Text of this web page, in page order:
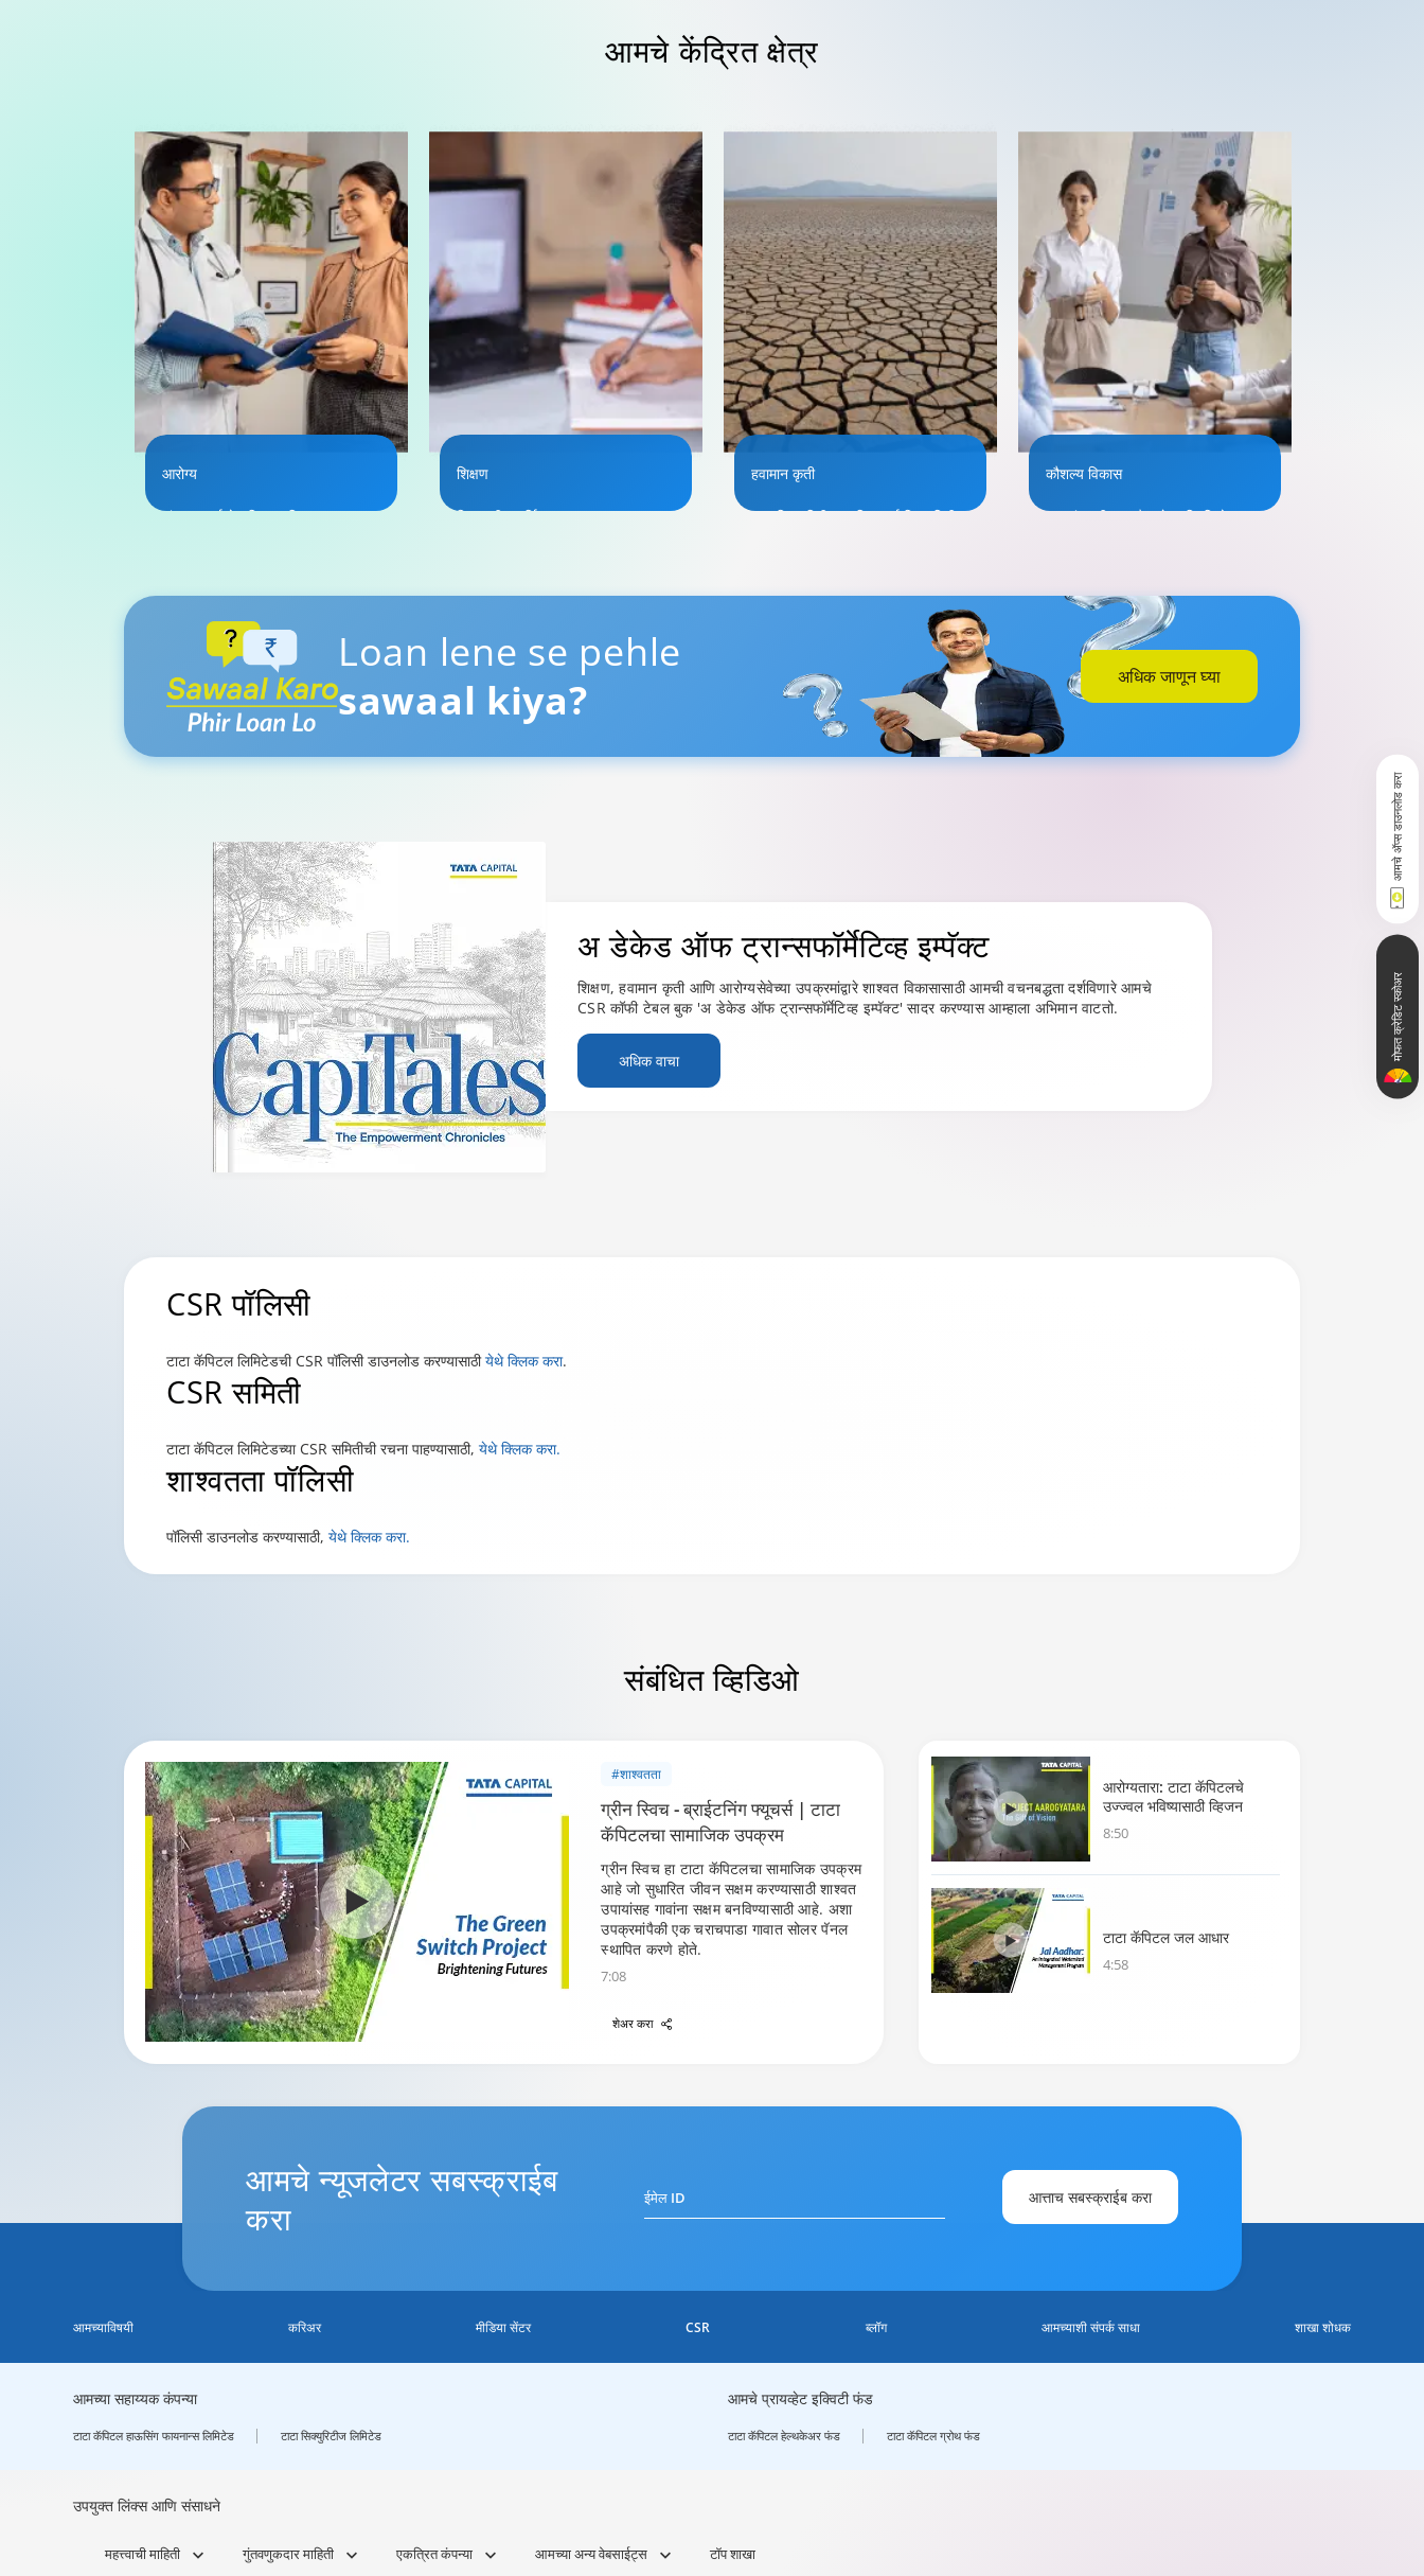
आमचेकेंद्रित क्षेत्र
आरोग्य
अंधत्व, कर्करोग निगा आणि उपचार
अधिक जाणून घ्या
शिक्षण
शिष्यवृत्ती, आर्थिक साक्षरता, जबाबदार
हवामान कृती
जल सिक्युरिटीज आणि ऊर्जा सिक्युरिटीज
किंवा अनुकूलनाद्वारे समुदाय आणि
पर्यावरणाची लवचिकता वाढवणे आहे.
अधिक जाणून घ्या
कौशल्य विकास
तरुणांना जीवन कौशल्ये आणि नियोजन
उद्योजक बनण्यासाठी त्यांना सहाय्य करणे
अधिक जाणून घ्या
Loan lene se pehle
sawaal kiya?
अधिक जाणून घ्या
अ डेकेड ऑफ ट्रान्सफॉर्मेटिव्हइम्पॅक्ट
शिक्षण, हवामान कृती आणि आरोग्यसेवेच्या उपक्रमांद्वारे शाश्वत विकासासाठी आमची वचनबद्धता दर्शविणारे आमचे
CSR कॉफी टेबल बुक 'अ डेकेड ऑफ ट्रान्सफॉर्मेटिव्ह इम्पॅक्ट' सादर करण्यास आम्हाला अभिमान वाटतो.
अधिक वाचा
CSRपॉलिसी
टाटा कॅपिटल लिमिटेडची CSR पॉलिसी डाउनलोड करण्यासाठीयेथे क्लिक करा.
CSRसमिती
टाटा कॅपिटल लिमिटेडच्या CSR समितीची रचना पाहण्यासाठी, येथे क्लिक करा.
शाश्वततापॉलिसी
पॉलिसी डाउनलोड करण्यासाठी, येथे क्लिक करा.
संबंधितव्हिडिओ
#शाश्वतता
ग्रीन स्विच - ब्राईटनिंग फ्यूचर्स | टाटा
कॅपिटलचा सामाजिक उपक्रम
ग्रीन स्विच हा टाटा कॅपिटलचा सामाजिक उपक्रम
आहे जो सुधारित जीवन सक्षम करण्यासाठी शाश्वत
उपायांसह गावांना सक्षम बनविण्यासाठी आहे. अशा
उपक्रमांपैकी एक चराचपाडा गावात सोलर पॅनल
स्थापित करणे होते.
7:08
शेअर करा
आरोग्यतारा: टाटा कॅपिटलचे
उज्ज्वल भविष्यासाठी व्हिजन
8:50
टाटा कॅपिटल जल आधार
4:58
आमचेन्यूजलेटर सबस्क्राईब
करा
ईमेल ID आत्ताच सबस्क्राईब करा
आमच्याविषयी करिअर मीडिया सेंटर CSR ब्लॉग आमच्याशी संपर्क साधा शाखा शोधक
आमच्या सहाय्यक कंपन्या
टाटा कॅपिटल हाऊसिंग फायनान्स लिमिटेड टाटा सिक्युरिटीज लिमिटेड
आमचे प्रायव्हेट इक्विटी फंड
टाटा कॅपिटल हेल्थकेअर फंड टाटा कॅपिटल ग्रोथ फंड
उपयुक्त लिंक्स आणि संसाधने
महत्त्वाची माहिती गुंतवणुकदार माहिती एकत्रित कंपन्या आमच्या अन्य वेबसाईट्स टॉप शाखा
आमचे ॲप्स डाउनलोड करा
मोफत क्रेडिट स्कोअर